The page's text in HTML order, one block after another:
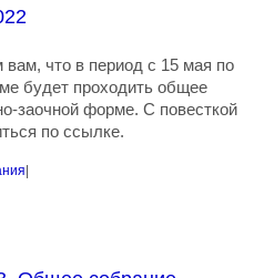
что в период с 15 мая по
будет проходить общее
заочной форме. С повесткой
по ссылке.
|